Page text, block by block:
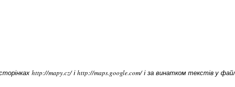
http://mapy.cz/ і http://maps.google.com/ і за винатком текстів у